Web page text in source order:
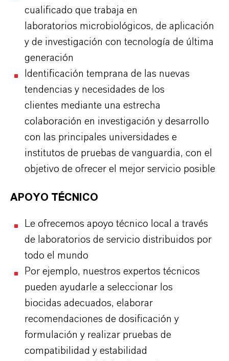
cualificado que trabaja en
laboratorios microbiológicos, de aplicación
y de investigación con tecnología de última
generación
Identificación temprana de las nuevas
tendencias y necesidades de los
clientes mediante una estrecha
colaboración en investigación y desarrollo
con las principales universidades e
institutos de pruebas de vanguardia, con el
objetivo de ofrecer el mejor servicio posible
APOYO TÉCNICO
Le ofrecemos apoyo técnico local a través
de laboratorios de servicio distribuidos por
todo el mundo
Por ejemplo, nuestros expertos técnicos
pueden ayudarle a seleccionar los
biocidas adecuados, elaborar
recomendaciones de dosificación y
formulación y realizar pruebas de
compatibilidad y estabilidad